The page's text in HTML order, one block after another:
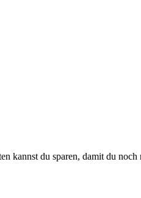
kannst du sparen, damit du noch